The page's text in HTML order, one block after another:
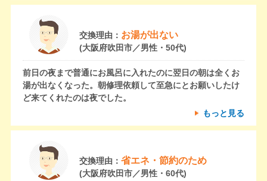
交換理由： お湯が出ない
(大阪府吹田市／男性・50代)
前日の夜まで普通にお風呂に入れたのに翌日の朝は全くお
湯が出なくなった。朝修理依頼して至急にとお願いしたけ
ど来てくれたのは夜でした。
もっと見る
交換理由： 省エネ・節約のため
(大阪府吹田市／男性・60代)